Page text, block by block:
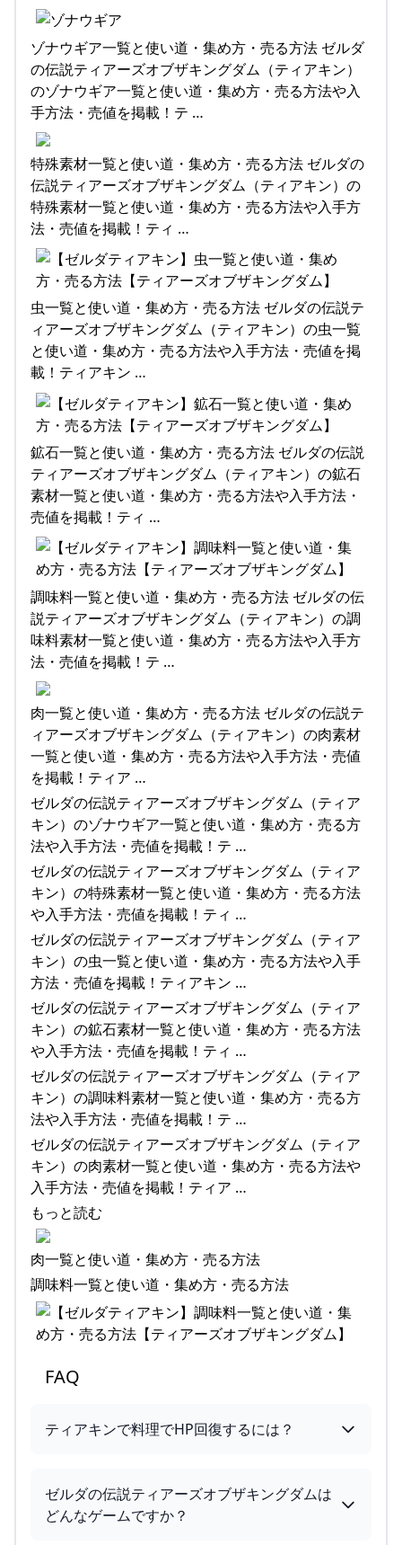
ゾナウギア一覧と使い道・集め方・売る方法 ゼルダ
の伝説ティアーズオブザキングダム（ティアキン）
のゾナウギア一覧と使い道・集め方・売る方法や入
手方法・売値を掲載！テ …
特殊素材一覧と使い道・集め方・売る方法 ゼルダの
伝説ティアーズオブザキングダム（ティアキン）の
特殊素材一覧と使い道・集め方・売る方法や入手方
法・売値を掲載！ティ …
虫一覧と使い道・集め方・売る方法 ゼルダの伝説テ
ィアーズオブザキングダム（ティアキン）の虫一覧
と使い道・集め方・売る方法や入手方法・売値を掲
載！ティアキン …
鉱石一覧と使い道・集め方・売る方法 ゼルダの伝説
ティアーズオブザキングダム（ティアキン）の鉱石
素材一覧と使い道・集め方・売る方法や入手方法・
売値を掲載！ティ …
調味料一覧と使い道・集め方・売る方法 ゼルダの伝
説ティアーズオブザキングダム（ティアキン）の調
味料素材一覧と使い道・集め方・売る方法や入手方
法・売値を掲載！テ …
肉一覧と使い道・集め方・売る方法 ゼルダの伝説テ
ィアーズオブザキングダム（ティアキン）の肉素材
一覧と使い道・集め方・売る方法や入手方法・売値
を掲載！ティア …
ゼルダの伝説ティアーズオブザキングダム（ティア
キン）のゾナウギア一覧と使い道・集め方・売る方
法や入手方法・売値を掲載！テ …
ゼルダの伝説ティアーズオブザキングダム（ティア
キン）の特殊素材一覧と使い道・集め方・売る方法
や入手方法・売値を掲載！ティ …
ゼルダの伝説ティアーズオブザキングダム（ティア
キン）の虫一覧と使い道・集め方・売る方法や入手
方法・売値を掲載！ティアキン …
ゼルダの伝説ティアーズオブザキングダム（ティア
キン）の鉱石素材一覧と使い道・集め方・売る方法
や入手方法・売値を掲載！ティ …
ゼルダの伝説ティアーズオブザキングダム（ティア
キン）の調味料素材一覧と使い道・集め方・売る方
法や入手方法・売値を掲載！テ …
ゼルダの伝説ティアーズオブザキングダム（ティア
キン）の肉素材一覧と使い道・集め方・売る方法や
入手方法・売値を掲載！ティア …
もっと読む
肉一覧と使い道・集め方・売る方法
調味料一覧と使い道・集め方・売る方法
FAQ
ティアキンで料理でHP回復するには？
ゼルダの伝説ティアーズオブザキングダムは
どんなゲームですか？